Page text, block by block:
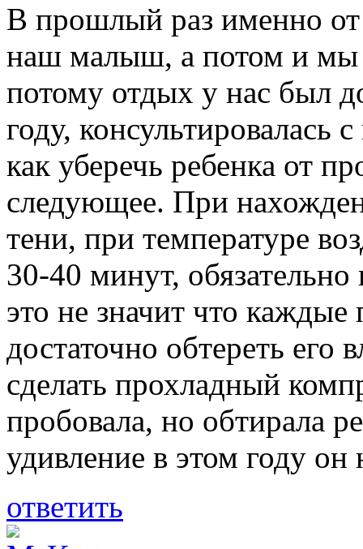
В прошлый раз именно от
наш малыш, а потом и мы
потому отдых у нас был
году,
как уберечь ребенка от
следующее. При
тени, при температуре
30-40 минут,
это не значит что
достаточно обтереть
сделать прохладный
пробовала, но обтирала
удивление в этом году он
ответить